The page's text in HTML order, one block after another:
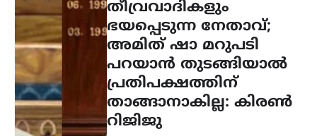
വിജയ്‌ക്കെതിരായ
വിവാഹമോചന ഹർജി
പിൻവലിച്ച് ഭാര്യ
സംഗീത; കുടുംബ
കോടതിയിൽ കേസ്
അവസാനിച്ചു
ന്യൂസ് ഡെസ്ക്